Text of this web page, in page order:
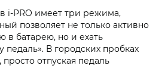
i‑PRO имеет три режима,
позволяет не только активно
в батарею, но и ехать
педаль». В городских пробках
отпуская педаль